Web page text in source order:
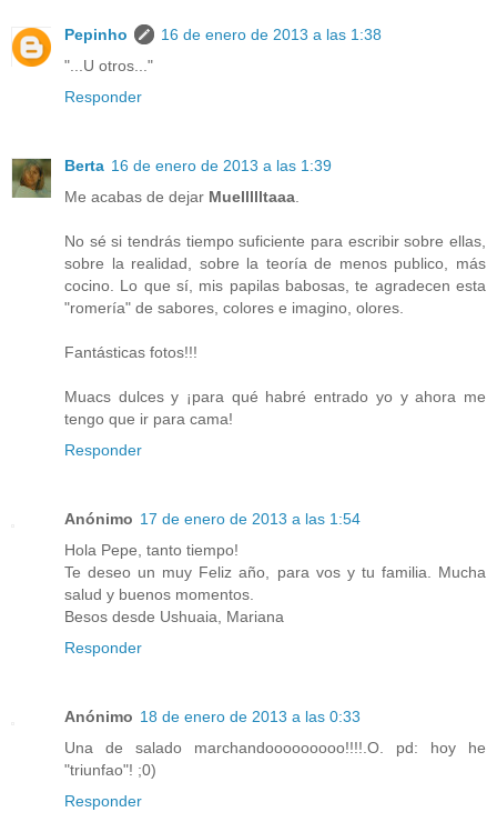
Pepinho
16 de enero de 2013 a las 1:38
"...U otros..."
Responder
Berta 16 de enero de 2013 a las 1:39
Me acabas de dejar Muellllltaaa.
No sé si tendrás tiempo suficiente para escribir sobre ellas,
sobre la realidad, sobre la teoría de menos publico, más
cocino. Lo que sí, mis papilas babosas, te agradecen esta
"romería" de sabores, colores e imagino, olores.
Fantásticas fotos!!!
Muacs dulces y ¡para qué habré entrado yo y ahora me
tengo que ir para cama!
Responder
Anónimo 17 de enero de 2013 a las 1:54
Hola Pepe, tanto tiempo!
Te deseo un muy Feliz año, para vos y tu familia. Mucha
salud y buenos momentos.
Besos desde Ushuaia, Mariana
Responder
Anónimo 18 de enero de 2013 a las 0:33
Una de salado marchandooooooooo!!!!.O. pd: hoy he
"triunfao"! ;0)
Responder